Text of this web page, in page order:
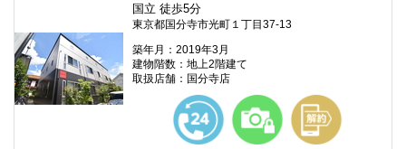
国立 徒歩5分
東京都国分寺市光町１丁目37-13
築年月：2019年3月
建物階数：地上2階建て
取扱店舗：国分寺店